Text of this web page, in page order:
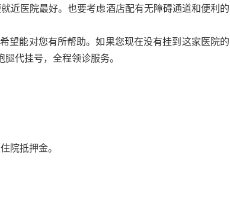
近医院最好。也要考虑酒店配有无障碍通道和便利的
望能对您有所帮助。如果您现在没有挂到这家医院的
代挂号，全程领诊服务。
院抵押金。